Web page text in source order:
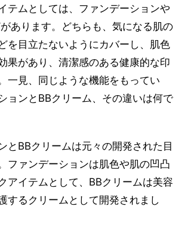
テムとしては、ファンデーションや
あります。どちらも、気になる肌の
を目立たないようにカバーし、肌色
果があり、清潔感のある健康的な印
一見、同じような機能をもってい
ョンとBBクリーム、その違いは何で
とBBクリームは元々の開発された目
ファンデーションは肌色や肌の凹凸
アイテムとして、BBクリームは美容
するクリームとして開発されまし